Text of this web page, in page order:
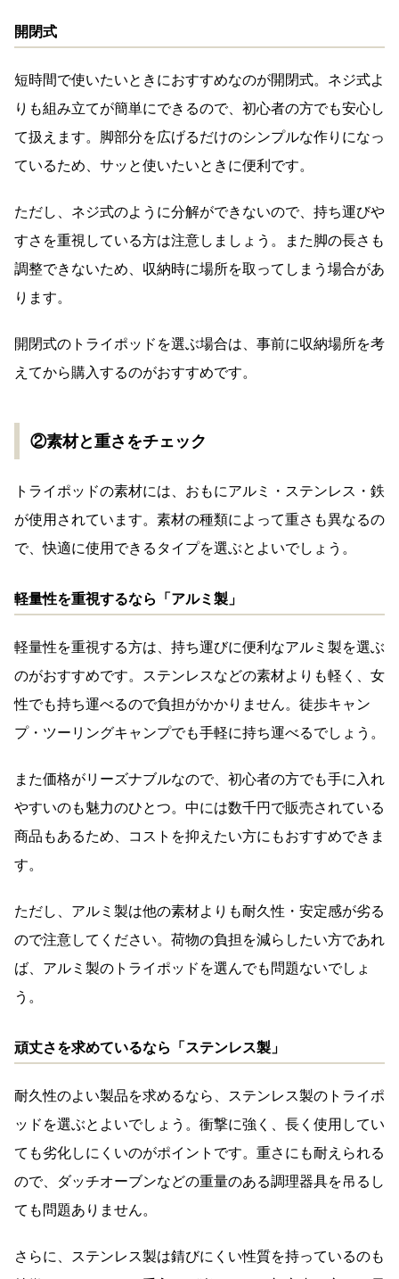
開閉式
短時間で使いたいときにおすすめなのが開閉式。ネジ式よ
りも組み立てが簡単にできるので、初心者の方でも安心し
て扱えます。脚部分を広げるだけのシンプルな作りになっ
ているため、サッと使いたいときに便利です。
ただし、ネジ式のように分解ができないので、持ち運びや
すさを重視している方は注意しましょう。また脚の長さも
調整できないため、収納時に場所を取ってしまう場合があ
ります。
開閉式のトライポッドを選ぶ場合は、事前に収納場所を考
えてから購入するのがおすすめです。
②素材と重さをチェック
トライポッドの素材には、おもにアルミ・ステンレス・鉄
が使用されています。素材の種類によって重さも異なるの
で、快適に使用できるタイプを選ぶとよいでしょう。
軽量性を重視するなら「アルミ製」
軽量性を重視する方は、持ち運びに便利なアルミ製を選ぶ
のがおすすめです。ステンレスなどの素材よりも軽く、女
性でも持ち運べるので負担がかかりません。徒歩キャン
プ・ツーリングキャンプでも手軽に持ち運べるでしょう。
また価格がリーズナブルなので、初心者の方でも手に入れ
やすいのも魅力のひとつ。中には数千円で販売されている
商品もあるため、コストを抑えたい方にもおすすめできま
す。
ただし、アルミ製は他の素材よりも耐久性・安定感が劣る
ので注意してください。荷物の負担を減らしたい方であれ
ば、アルミ製のトライポッドを選んでも問題ないでしょ
う。
頑丈さを求めているなら「ステンレス製」
耐久性のよい製品を求めるなら、ステンレス製のトライポ
ッドを選ぶとよいでしょう。衝撃に強く、長く使用してい
ても劣化しにくいのがポイントです。重さにも耐えられる
ので、ダッチオーブンなどの重量のある調理器具を吊るし
ても問題ありません。
さらに、ステンレス製は錆びにくい性質を持っているのも